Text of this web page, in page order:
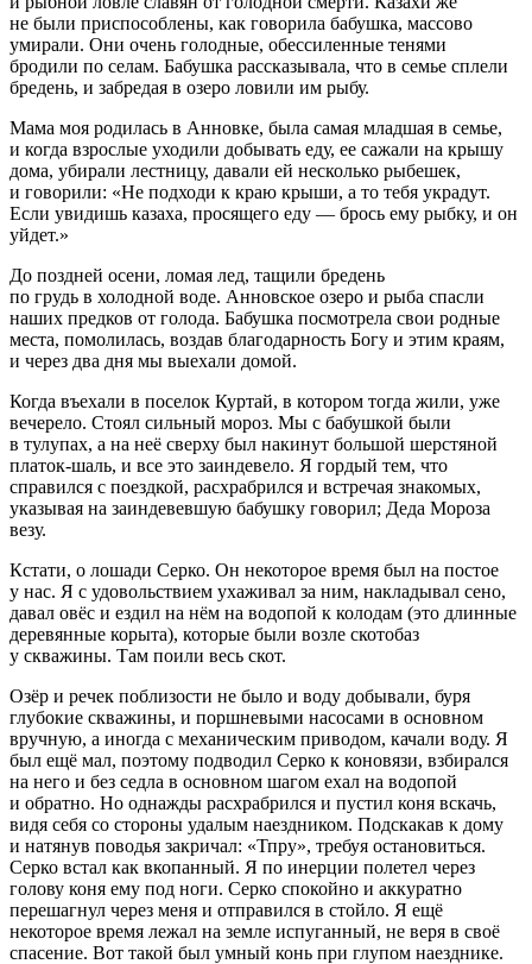
не были приспособлены, как говорила бабушка, массово
умирали. Они очень голодные, обессиленные тенями
бродили по селам. Бабушка рассказывала, что в семье сплели
бредень, и забредая в озеро ловили им рыбу.
Мама моя родилась в Анновке, была самая младшая в семье,
и когда взрослые уходили добывать еду, ее сажали на крышу
дома, убирали лестницу, давали ей несколько рыбешек,
и говорили: «Не подходи к краю крыши, а то тебя украдут.
Если увидишь казаха, просящего еду — брось ему рыбку, и он
уйдет.»
До поздней осени, ломая лед, тащили бредень
по грудь в холодной воде. Анновское озеро и рыба спасли
наших предков от голода. Бабушка посмотрела свои родные
места, помолилась, воздав благодарность Богу и этим краям,
и через два дня мы выехали домой.
Когда въехали в поселок Куртай, в котором тогда жили, уже
вечерело. Стоял сильный мороз. Мы с бабушкой были
в тулупах, а на неё сверху был накинут большой шерстяной
платок-шаль, и все это заиндевело. Я гордый тем, что
справился с поездкой, расхрабрился и встречая знакомых,
указывая на заиндевевшую бабушку говорил; Деда Мороза
везу.
Кстати, о лошади Серко. Он некоторое время был на постое
у нас. Я с удовольствием ухаживал за ним, накладывал сено,
давал овёс и ездил на нём на водопой к колодам (это длинные
деревянные корыта), которые были возле скотобаз
у скважины. Там поили весь скот.
Озёр и речек поблизости не было и воду добывали, буря
глубокие скважины, и поршневыми насосами в основном
вручную, а иногда с механическим приводом, качали воду. Я
был ещё мал, поэтому подводил Серко к коновязи, взбирался
на него и без седла в основном шагом ехал на водопой
и обратно. Но однажды расхрабрился и пустил коня вскачь,
видя себя со стороны удалым наездником. Подскакав к дому
и натянув поводья закричал: «Тпру», требуя остановиться.
Серко встал как вкопанный. Я по инерции полетел через
голову коня ему под ноги. Серко спокойно и аккуратно
перешагнул через меня и отправился в стойло. Я ещё
некоторое время лежал на земле испуганный, не веря в своё
спасение. Вот такой был умный конь при глупом наезднике.